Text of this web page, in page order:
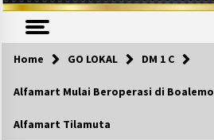
Home GO LOKAL DM 1 C
Alfamart Mulai Beroperasi di Boalemo
Alfamart Tilamuta